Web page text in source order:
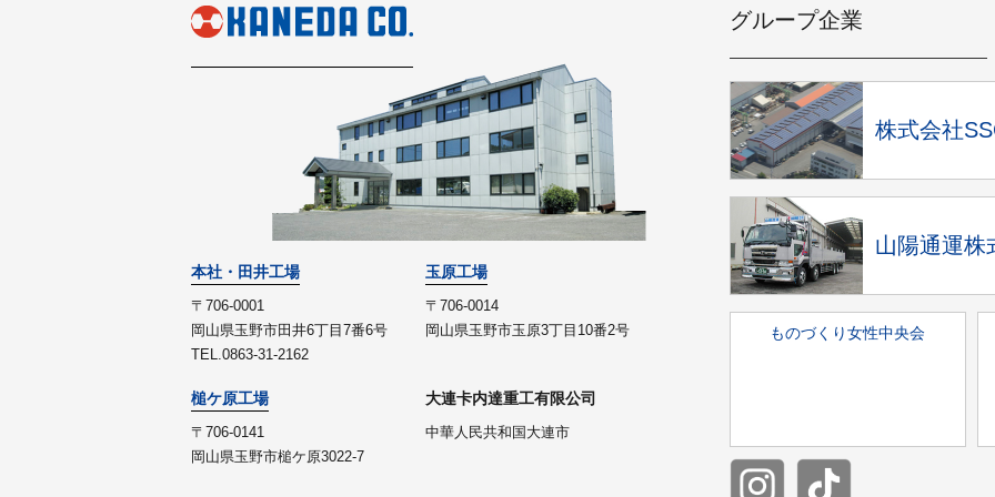
本社・田井工場
〒706-0001
岡山県玉野市田井6丁目7番6号
TEL.0863-31-2162
玉原工場
〒706-0014
岡山県玉野市玉原3丁目10番2号
槌ケ原工場
〒706-0141
岡山県玉野市槌ケ原3022-7
大連卡内達重工有限公司
中華人民共和国大連市
グループ企業
株式会社
山陽通運株
ものづくり女性中央会